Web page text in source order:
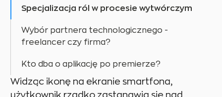
Widząc ikonę na ekranie smartfona,
użytkownik rzadko zastanawia się nad
Specjalizacja ról w procesie wytwórczym
Wybór partnera technologicznego -
freelancer czy firma?
Kto dba o aplikację po premierze?